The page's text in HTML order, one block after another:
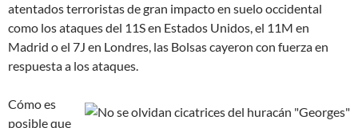
atentados terroristas de gran impacto en suelo occidental
como los ataques del 11S en Estados Unidos, el 11M en
Madrid o el 7J en Londres, las Bolsas cayeron con fuerza en
respuesta a los ataques.
Cómo es
posible que